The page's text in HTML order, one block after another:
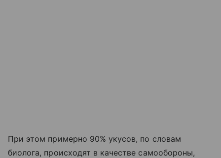
При этом примерно 90% укусов, по словам
биолога, происходят в качестве самообороны,